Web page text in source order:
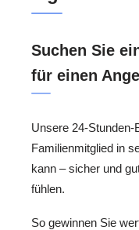
Suchen Sie
für einen
Unsere 24-Stunden-
Familienmitglied in
kann – sicher und
fühlen.
So gewinnen Sie